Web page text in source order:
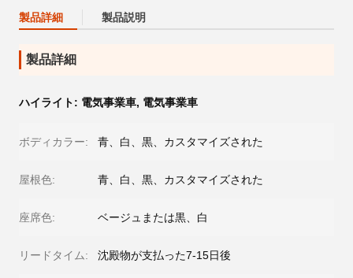
製品詳細 製品説明
製品詳細
ハイライト: 電気事業車, 電気事業車
ボディカラー: 青、白、黒、カスタマイズされた
屋根色: 青、白、黒、カスタマイズされた
座席色: ベージュまたは黒、白
リードタイム: 沈殿物が支払った7-15日後